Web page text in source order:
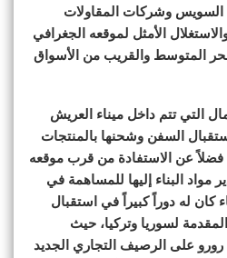
السويس وشركات المقاولات
الأمثل لموقعه الجغرافي
المتوسط والقريب من الأسواق
التي تتم داخل ميناء العريش
السفن وشحنها بالمنتجات
فضلاً عن الاستفادة من قرب موقعه
مواد البناء إليها للمساهمة في
كان له دوراً كبيراً في استقبال
لسوريا وتركيا، حيث
رورو على الرصيف التجاري الجديد